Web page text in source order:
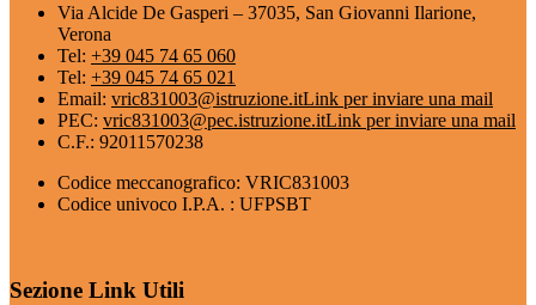
Via Alcide De Gasperi – 37035, San Giovanni Ilarione,
Verona
Tel: +39 045 74 65 060
Tel: +39 045 74 65 021
Email: vric831003@istruzione.itLink per inviare una mail
PEC: vric831003@pec.istruzione.itLink per inviare una mail
C.F.: 92011570238
Codice meccanografico: VRIC831003
Codice univoco I.P.A. : UFPSBT
Sezione Link Utili